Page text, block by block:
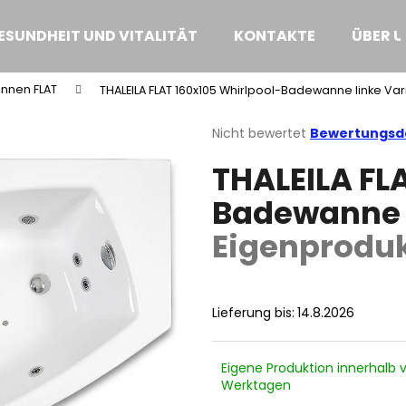
UND VITALITÄT KONTAKTE ÜBER
FLAT THALEILA FLAT 160x105 Whirlpool-Badewanne linke
Die
Produktbewertung
0,0
von
5
Sternen.
Nicht bewertet
THALEILA
Lieferung bis: 14.8.2026
Eigene Produktion innerhalb
Werktagen
Was suchen Sie?
SUCHEN
Wir empfehlen